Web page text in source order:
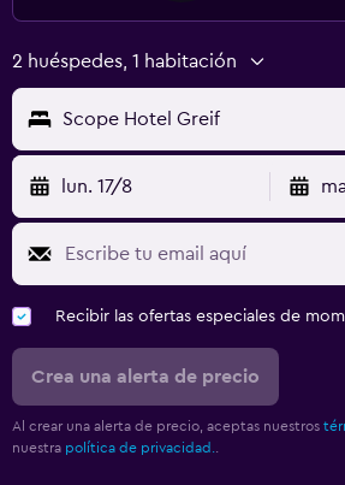
2 huéspedes, 1 habitación
Scope Hotel Greif
lun. 17/8
Recibir las ofertas especiales de
Crea una alerta de precio
Al crear una alerta de precio, aceptas nuestros
nuestra política de privacidad.